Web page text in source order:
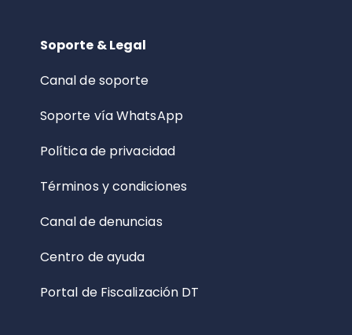
Soporte & Legal
Canal de soporte
Soporte vía WhatsApp
Política de privacidad
Términos y condiciones
Canal de denuncias
Centro de ayuda
Portal de Fiscalización DT